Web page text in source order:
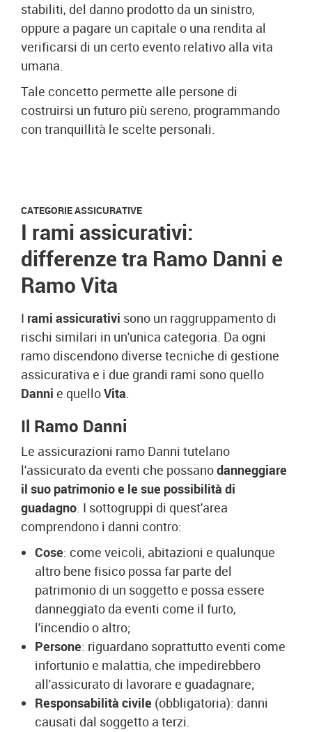
stabiliti, del danno prodotto da un sinistro,
oppure a pagare un capitale o una rendita al
verificarsi di un certo evento relativo alla vita
umana.
Tale concetto permette alle persone di
costruirsi un futuro più sereno, programmando
con tranquillità le scelte personali.
CATEGORIE ASSICURATIVE
I rami assicurativi:
differenze tra Ramo Danni e
Ramo Vita
I rami assicurativi sono un raggruppamento di
rischi similari in un'unica categoria. Da ogni
ramo discendono diverse tecniche di gestione
assicurativa e i due grandi rami sono quello
Danni e quelloVita.
Il Ramo Danni
Le assicurazioni ramo Danni tutelano
l'assicurato da eventi che possanodanneggiare
il suo patrimonio e le sue possibilità di
guadagno. I sottogruppi di quest'area
comprendono i danni contro:
Cose: come veicoli, abitazioni e qualunque
altro bene fisico possa far parte del
patrimonio di un soggetto e possa essere
danneggiato da eventi come il furto,
l'incendio o altro;
Persone: riguardano soprattutto eventi come
infortunio e malattia, che impedirebbero
all'assicurato di lavorare e guadagnare;
Responsabilità civile (obbligatoria): danni
causati dal soggetto a terzi.